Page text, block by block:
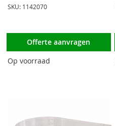
SKU: 1142070
Offerte aanvragen
Op voorraad